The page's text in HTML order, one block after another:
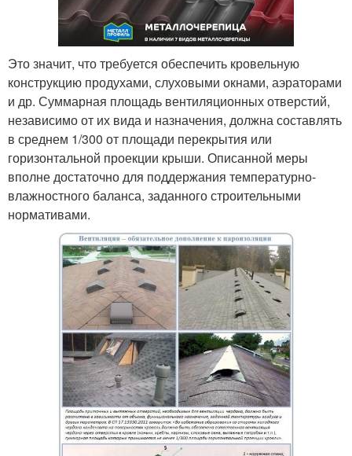
Это значит, что требуется обеспечить кровельную
конструкцию продухами, слуховыми окнами, аэраторами
и др. Суммарная площадь вентиляционных отверстий,
независимо от их вида и назначения, должна составлять
в среднем 1/300 от площади перекрытия или
горизонтальной проекции крыши. Описанной меры
вполне достаточно для поддержания температурно-
влажностного баланса, заданного строительными
нормативами.